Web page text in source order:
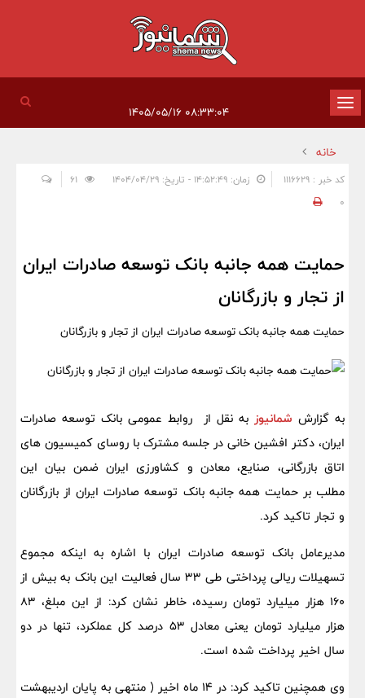
تغییر
وضعیت
ناوبری
خانه
کد خبر : 1116629 زمان: ۱۴:۵۲:۴۹ - تاریخ: ۱۴۰۴/۰۴/۲۹
0
حمایت همه جانبه بانک توسعه صادرات ایران
از تجار و بازرگانان
حمایت همه جانبه بانک توسعه صادرات ایران از تجار و بازرگانان
به گزارش شمانیوز به نقل از روابط عمومی بانک توسعه صادرات
ایران، دکتر افشین خانی در جلسه‌ مشترک با روسای کمیسیون های
اتاق بازرگانی، صنایع، معادن و کشاورزی ایران ضمن بیان این
مطلب بر حمایت همه جانبه بانک توسعه صادرات ایران از بازرگانان
و تجار تاکید کرد.
مدیرعامل بانک توسعه صادرات ایران با اشاره به اینکه مجموع
تسهیلات ریالی پرداختی طی ۳۳ سال فعالیت این بانک به بیش از
۱۶۰ هزار میلیارد تومان رسیده، خاطر نشان کرد: از این مبلغ، ۸۳
هزار میلیارد تومان یعنی معادل ۵۳ درصد کل عملکرد، تنها در دو
سال اخیر پرداخت شده است.
وی همچنین تاکید کرد: در ۱۴ ماه اخیر ( منتهی به پایان اردیبهشت